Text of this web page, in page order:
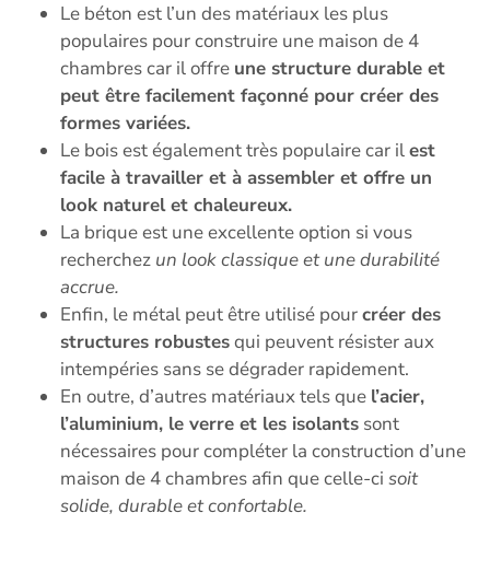
Le béton est l’un des matériaux les plus
populaires pour construire une maison de 4
chambres car il offre une structure durable et
peut être facilement façonné pour créer des
formes variées.
Le bois est également très populaire car ilest
facile à travailler et à assembler et offre un
look naturel et chaleureux.
La brique est une excellente option si vous
recherchez un look classique et une durabilité
accrue.
Enfin, le métal peut être utilisé pourcréer des
structures robustesqui peuvent résister aux
intempéries sans se dégrader rapidement.
En outre, d’autres matériaux tels que l’acier,
l’aluminium, le verre et les isolants sont
nécessaires pour compléter la construction d’une
maison de 4 chambres afin que celle-ci soit
solide, durable et confortable.